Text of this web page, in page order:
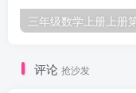
评论 抢沙发